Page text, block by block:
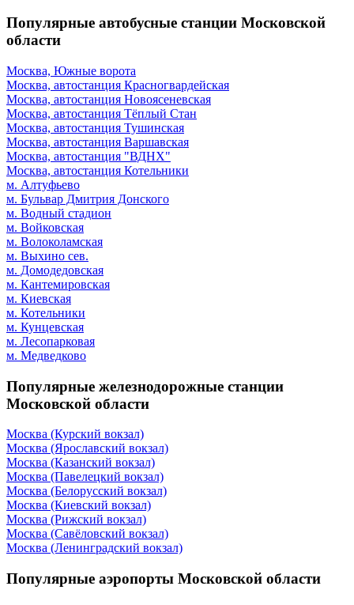
Популярные автобусные станции Московской
области
Москва, Южные ворота
Москва, автостанция Красногвардейская
Москва, автостанция Новоясеневская
Москва, автостанция Тёплый Стан
Москва, автостанция Тушинская
Москва, автостанция Варшавская
Москва, автостанция "ВДНХ"
Москва, автостанция Котельники
м. Алтуфьево
м. Бульвар Дмитрия Донского
м. Водный стадион
м. Войковская
м. Волоколамская
м. Выхино сев.
м. Домодедовская
м. Кантемировская
м. Киевская
м. Котельники
м. Кунцевская
м. Лесопарковая
м. Медведково
Популярные железнодорожные станции
Московской области
Москва (Курский вокзал)
Москва (Ярославский вокзал)
Москва (Казанский вокзал)
Москва (Павелецкий вокзал)
Москва (Белорусский вокзал)
Москва (Киевский вокзал)
Москва (Рижский вокзал)
Москва (Савёловский вокзал)
Москва (Ленинградский вокзал)
Популярные аэропорты Московской области